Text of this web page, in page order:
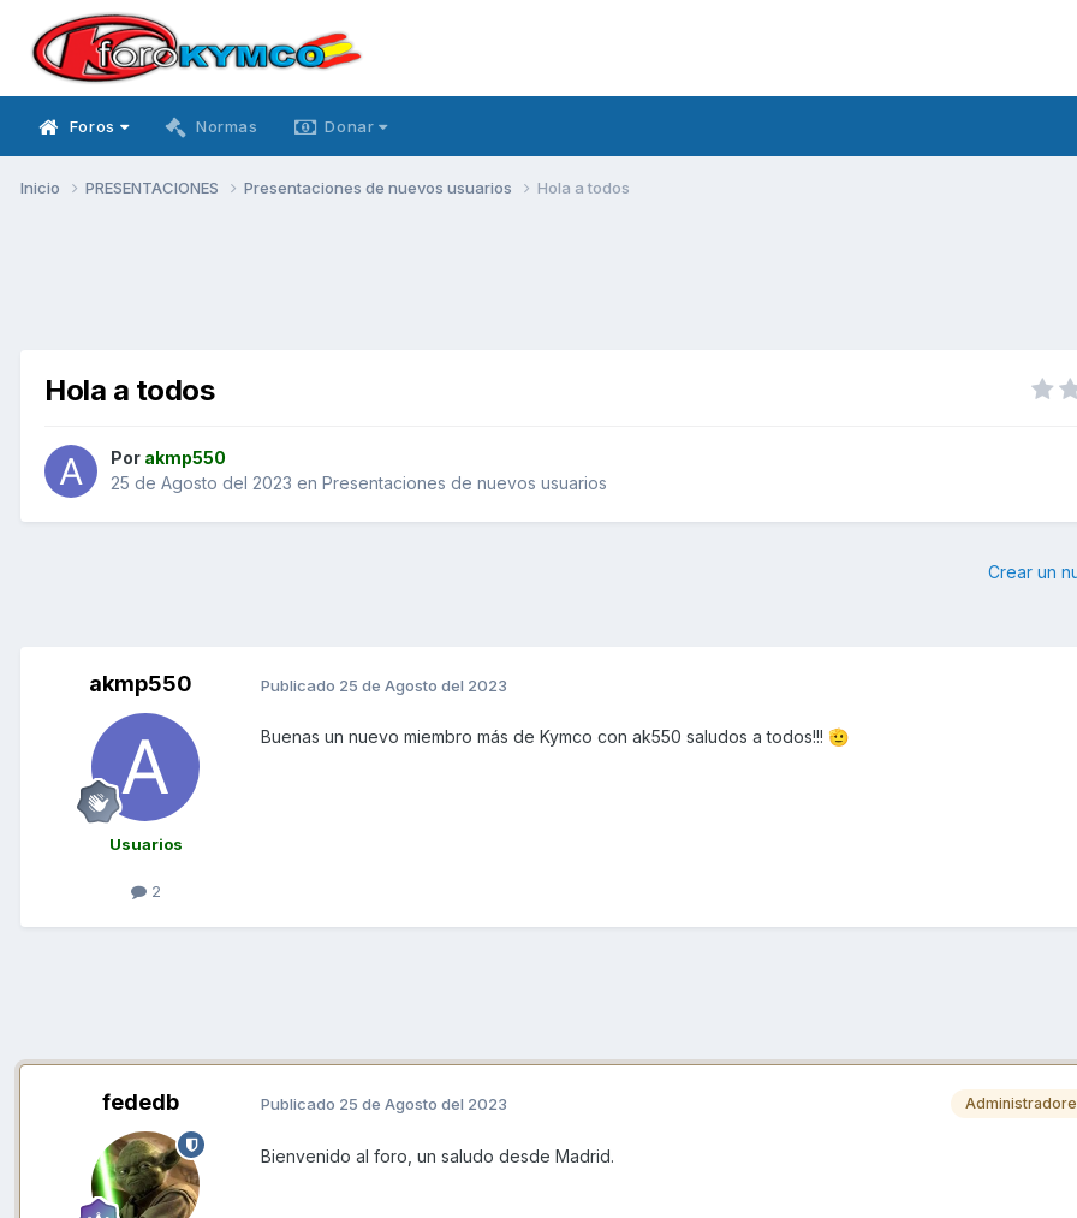
Foros Normas Donar
Inicio PRESENTACIONES Presentaciones de nuevos usuarios Hola a todos
Hola a todos
Por akmp550
25 de Agosto del 2023 en Presentaciones de nuevos usuarios
Crear un
akmp550
Usuarios
2
Publicado 25 de Agosto del 2023
Buenas un nuevo miembro más de Kymco con ak550 saludos a todos!!! 🫡
fededb Publicado 25 de Agosto del 2023
Bienvenido al foro, un saludo desde Madrid.